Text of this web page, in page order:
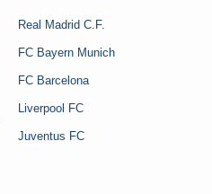
Real Madrid C.F.
FC Bayern Munich
FC Barcelona
Liverpool FC
Juventus FC